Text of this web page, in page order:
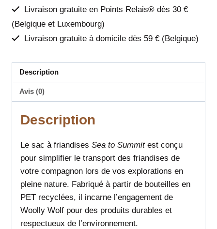
Summit
-
Wolf
Livraison gratuite en Points Relais® dès 30 €
(Belgique et Luxembourg)
Livraison gratuite à domicile dès 59 € (Belgique)
Description
Avis (0)
Description
Le sac à friandises Sea to Summitest conçu
pour simplifier le transport des friandises de
votre compagnon lors de vos explorations en
pleine nature. Fabriqué à partir de bouteilles en
PET recyclées, il incarne l’engagement de
Woolly Wolf pour des produits durables et
respectueux de l’environnement.